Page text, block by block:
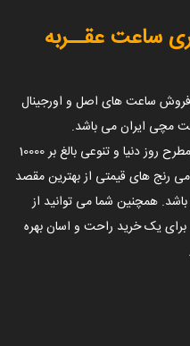
ساعت عقــربه
40 سال تجربه در فروش ساعت های اصل و اورجینال
مچی ایران می باشد.
عقربه دارای نمایندگی بیش از سی برند مطرح روز دنیا و تنوعی بالغ بر 10000
رنج های قیمتی از بهترین مقصد
همچنین شما می توانید از
یک خرید راحت و اسان بهره